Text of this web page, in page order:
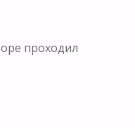
проходил